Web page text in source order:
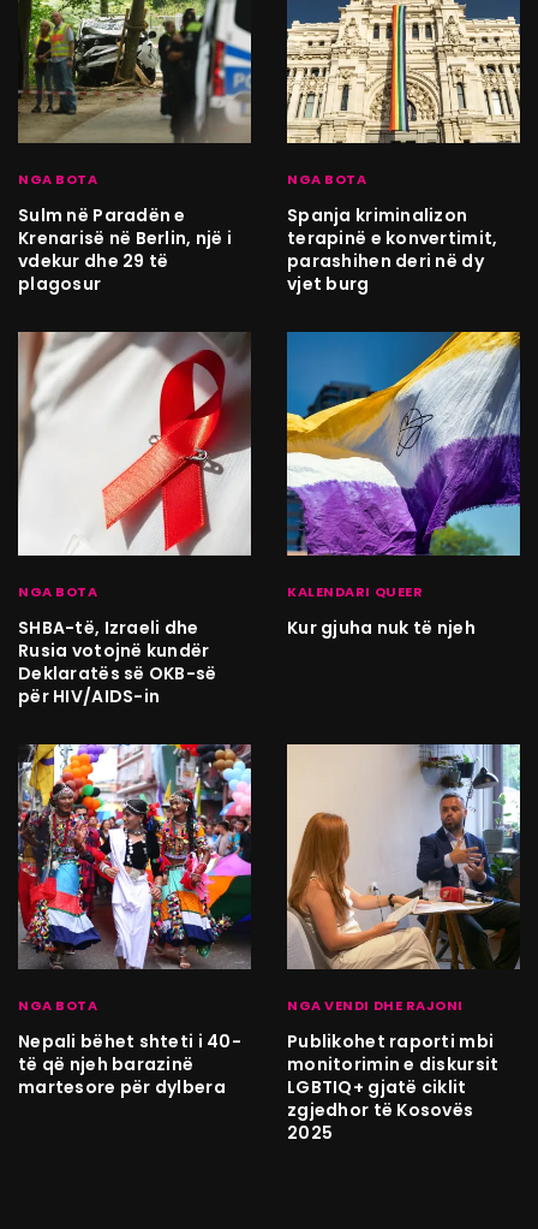
NGA BOTA
Sulm në Paradën e
Krenarisë në Berlin, një i
vdekur dhe 29 të
plagosur
NGA BOTA
Spanja kriminalizon
terapinë e konvertimit,
parashihen deri në dy
vjet burg
NGA BOTA
SHBA-të, Izraeli dhe
Rusia votojnë kundër
Deklaratës së OKB-së
për HIV/AIDS-in
KALENDARI QUEER
Kur gjuha nuk të njeh
NGA BOTA
Nepali bëhet shteti i 40-
të që njeh barazinë
martesore për dylbera
NGA VENDI DHE RAJONI
Publikohet raporti mbi
monitorimin e diskursit
LGBTIQ+ gjatë ciklit
zgjedhor të Kosovës
2025